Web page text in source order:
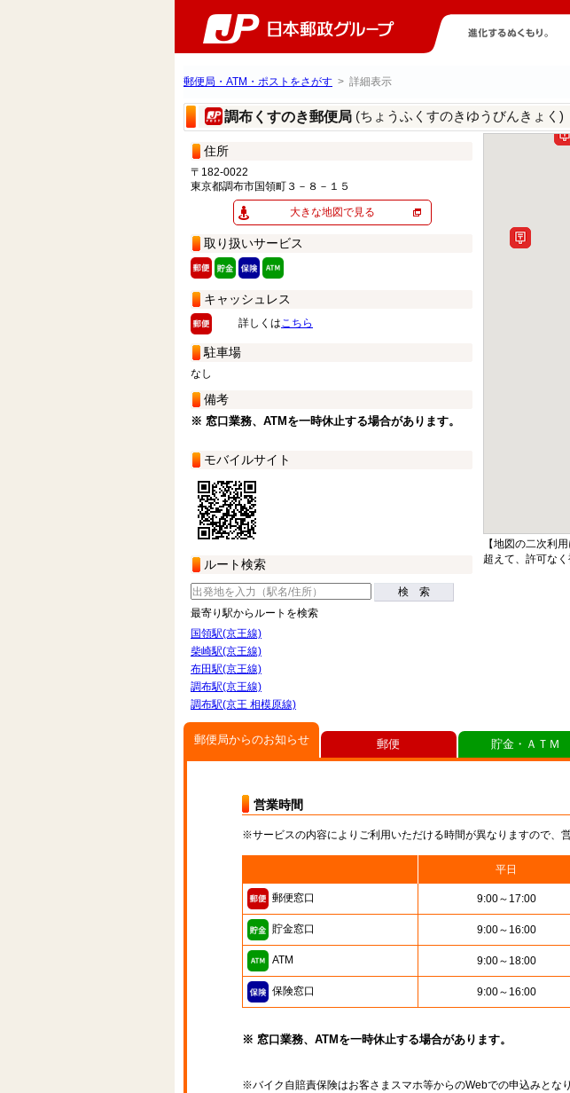
郵便局・ATM・ポストをさがす > 詳細表示
調布くすのき郵便局 (ちょうふくすのきゆうびんきょく)
住所
〒182-0022
東京都調布市国領町３－８－１５
大きな地図で見る
取り扱いサービス
キャッシュレス
詳しくはこちら
駐車場
なし
備考
※ 窓口業務、ATMを一時休止する場合があります。
モバイルサイト
ルート検索
検 索
最寄り駅からルートを検索
国領駅(京王線)
柴崎駅(京王線)
布田駅(京王線)
調布駅(京王線)
調布駅(京王 相模原線)
【地図の二次利
超えて、許可な
郵便局からのお知らせ
営業時間
※サービスの内容によりご利用いただける時間が異なりますので、
平日
郵便窓口 9:00～17:00
貯金窓口 9:00～16:00
ATM 9:00～18:00
保険窓口 9:00～16:00
※ 窓口業務、ATMを一時休止する場合があります。
※バイク自賠責保険はお客さまスマホ等からのWebでの申込みとなり
郵便 貯金・ＡＴＭ